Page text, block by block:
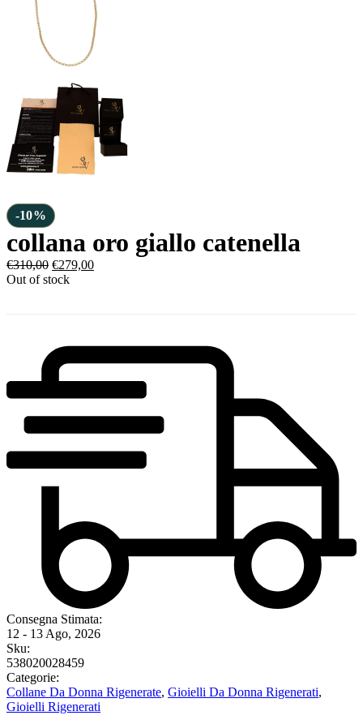
-10%
collana oro giallo catenella
€310,00 €279,00
Out of stock
Consegna Stimata:
12 - 13 Ago, 2026
Sku:
538020028459
Categorie:
Collane Da Donna Rigenerate, Gioielli Da Donna Rigenerati,
Gioielli Rigenerati